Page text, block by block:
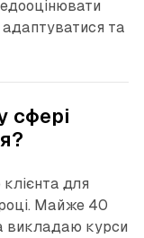
та
сфері
для
році. Майже 40
викладаю курси